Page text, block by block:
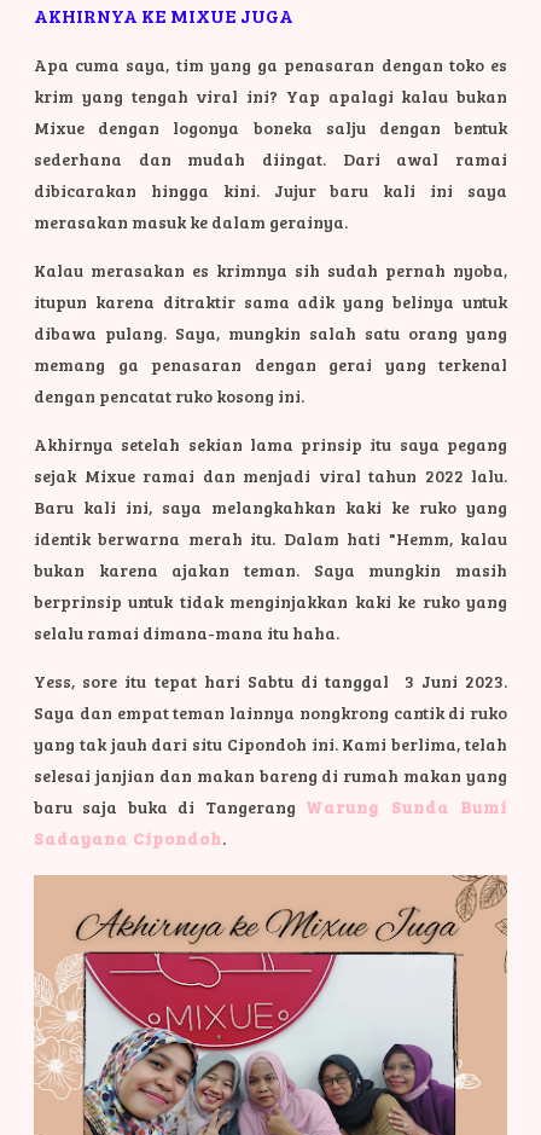
AKHIRNYA KE MIXUE JUGA
Apa cuma saya, tim yang ga penasaran dengan toko es
krim yang tengah viral ini? Yap apalagi kalau bukan
Mixue dengan logonya boneka salju dengan bentuk
sederhana dan mudah diingat. Dari awal ramai
dibicarakan hingga kini. Jujur baru kali ini saya
merasakan masuk ke dalam gerainya.
Kalau merasakan es krimnya sih sudah pernah nyoba,
itupun karena ditraktir sama adik yang belinya untuk
dibawa pulang. Saya, mungkin salah satu orang yang
memang ga penasaran dengan gerai yang terkenal
dengan pencatat ruko kosong ini.
Akhirnya setelah sekian lama prinsip itu saya pegang
sejak Mixue ramai dan menjadi viral tahun 2022 lalu.
Baru kali ini, saya melangkahkan kaki ke ruko yang
identik berwarna merah itu. Dalam hati "Hemm, kalau
bukan karena ajakan teman. Saya mungkin masih
berprinsip untuk tidak menginjakkan kaki ke ruko yang
selalu ramai dimana-mana itu haha.
Yess, sore itu tepat hari Sabtu di tanggal 3 Juni 2023.
Saya dan empat teman lainnya nongkrong cantik di ruko
yang tak jauh dari situ Cipondoh ini. Kami berlima, telah
selesai janjian dan makan bareng di rumah makan yang
baru saja buka di Tangerang Warung Sunda Bumi
Sadayana Cipondoh.